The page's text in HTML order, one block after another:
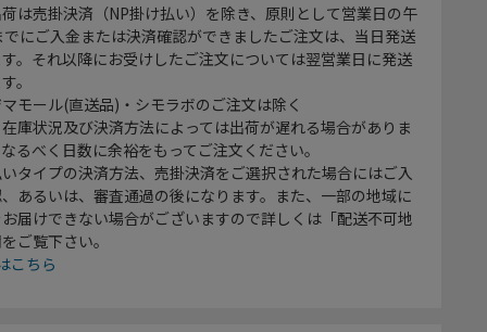
は売掛決済（NP掛け払い）を除き、原則として営業日の午
にご入金または決済確認ができましたご注文は、当日発送
。それ以降にお受けしたご注文については翌営業日に発送
。
モール(直送品)・シモラボのご注文は除く
庫状況及び決済方法によっては出荷が遅れる場合がありま
るべく日数に余裕をもってご注文ください。
タイプの決済方法、売掛決済をご選択された場合にはご入
あるいは、審査通過の後になります。また、一部の地域に
届けできない場合がございますので詳しくは「配送不可地
ご覧下さい。
こちら